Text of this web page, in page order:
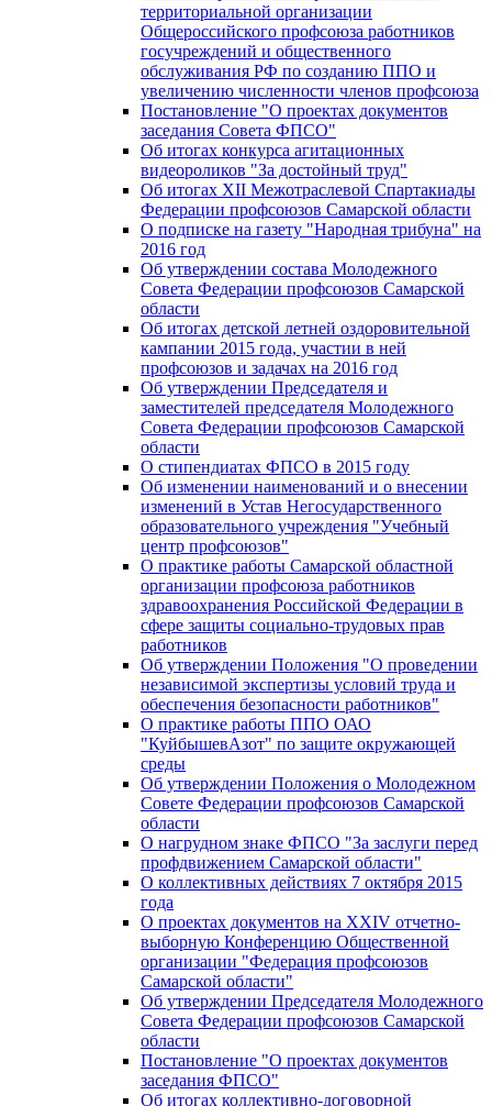
территориальной организации
Общероссийского профсоюза работников
госучреждений и общественного
обслуживания РФ по созданию ППО и
увеличению численности членов профсоюза
Постановление "О проектах документов
заседания Совета ФПСО"
Об итогах конкурса агитационных
видеороликов "За достойный труд"
Об итогах XII Межотраслевой Спартакиады
Федерации профсоюзов Самарской области
О подписке на газету "Народная трибуна" на
2016 год
Об утверждении состава Молодежного
Совета Федерации профсоюзов Самарской
области
Об итогах детской летней оздоровительной
кампании 2015 года, участии в ней
профсоюзов и задачах на 2016 год
Об утверждении Председателя и
заместителей председателя Молодежного
Совета Федерации профсоюзов Самарской
области
О стипендиатах ФПСО в 2015 году
Об изменении наименований и о внесении
изменений в Устав Негосударственного
образовательного учреждения "Учебный
центр профсоюзов"
О практике работы Самарской областной
организации профсоюза работников
здравоохранения Российской Федерации в
сфере защиты социально-трудовых прав
работников
Об утверждении Положения "О проведении
независимой экспертизы условий труда и
обеспечения безопасности работников"
О практике работы ППО ОАО
"КуйбышевАзот" по защите окружающей
среды
Об утверждении Положения о Молодежном
Совете Федерации профсоюзов Самарской
области
О нагрудном знаке ФПСО "За заслуги перед
профдвижением Самарской области"
О коллективных действиях 7 октября 2015
года
О проектах документов на XXIV отчетно-
выборную Конференцию Общественной
организации "Федерация профсоюзов
Самарской области"
Об утверждении Председателя Молодежного
Совета Федерации профсоюзов Самарской
области
Постановление "О проектах документов
заседания ФПСО"
Об итогах коллективно-договорной